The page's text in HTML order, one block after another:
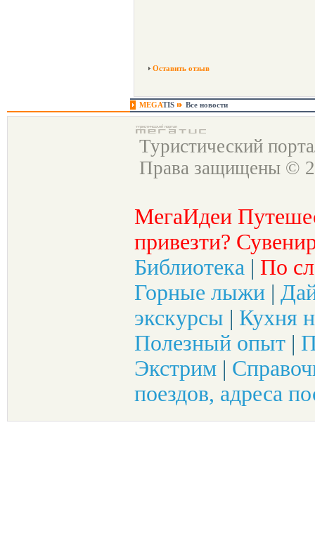
Оставить отзыв
MEGATIS Все новости
Туристический
Права защищены ©
МегаИдеи
привезти?
Библиотека | По
Горные лыжи |
экскурсы | Кухня
Полезный опыт |
Экстрим |
поездов, адреса